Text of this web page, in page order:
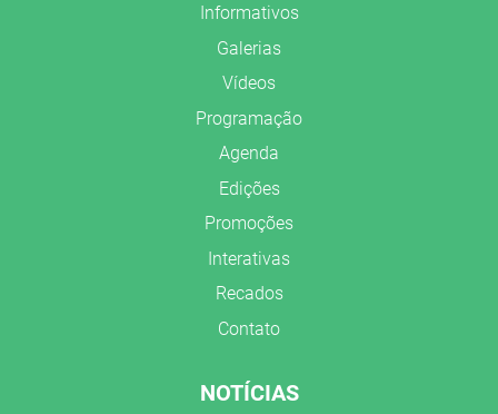
Informativos
Galerias
Vídeos
Programação
Agenda
Edições
Promoções
Interativas
Recados
Contato
NOTÍCIAS